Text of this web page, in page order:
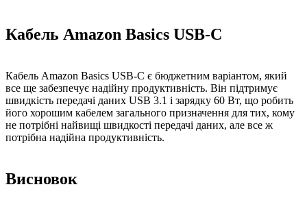
Кабель Amazon Basics USB-C
Кабель Amazon Basics USB-C є бюджетним варіантом, який
все ще забезпечує надійну продуктивність. Він підтримує
швидкість передачі даних USB 3.1 і зарядку 60 Вт, що робить
його хорошим кабелем загального призначення для тих, кому
не потрібні найвищі швидкості передачі даних, але все ж
потрібна надійна продуктивність.
Висновок